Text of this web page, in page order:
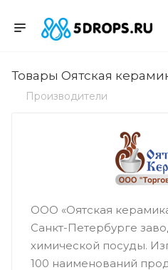
Товары Оятская
Производители
ООО «Оятская
Санкт-Петербурге
химической посуды.
100 наименований